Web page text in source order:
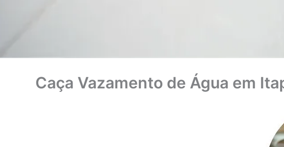
Caça Vazamento de Água em